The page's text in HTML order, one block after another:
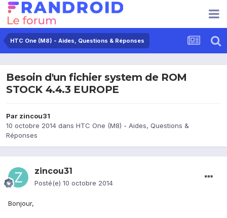
HTC One (M8) - Aides, Questions & Réponses
Besoin d'un fichier system de ROM
STOCK 4.4.3 EUROPE
Par zincou31
10 octobre 2014 dans HTC One (M8) - Aides, Questions &
Réponses
zincou31
Posté(e) 10 octobre 2014
Bonjour,